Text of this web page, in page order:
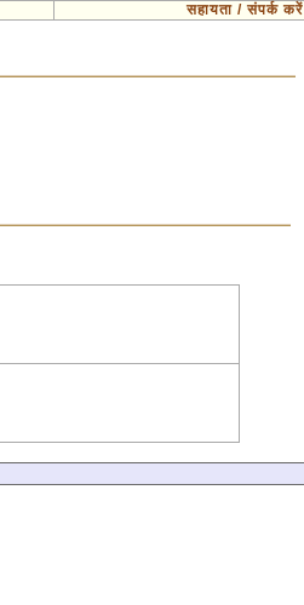
सहायता / संपर्क करें